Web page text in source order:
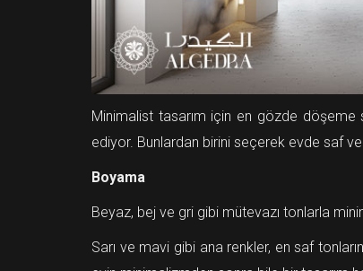
Minimalist tasarım için en gözde
ediyor. Bunlardan birini seçerek evde saf
Boyama
Beyaz, bej ve gri gibi mütevazı tonlarla
Sarı ve mavi gibi ana renkler, en saf